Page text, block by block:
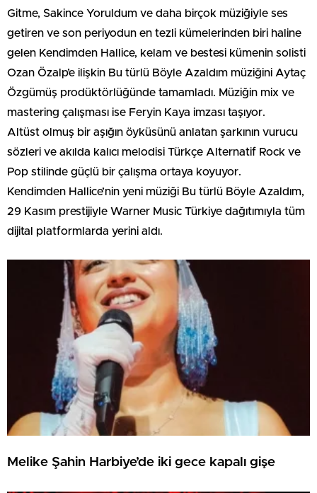
Gitme, Sakince Yoruldum ve daha birçok müziğiyle ses
getiren ve son periyodun en tezli kümelerinden biri haline
gelen Kendimden Hallice, kelam ve bestesi kümenin solisti
Ozan Özalp’e ilişkin Bu türlü Böyle Azaldım müziğini Aytaç
Özgümüş prodüktörlüğünde tamamladı. Müziğin mix ve
mastering çalışması ise Feryin Kaya imzası taşıyor.
Altüst olmuş bir aşığın öyküsünü anlatan şarkının vurucu
sözleri ve akılda kalıcı melodisi Türkçe Alternatif Rock ve
Pop stilinde güçlü bir çalışma ortaya koyuyor.
Kendimden Hallice’nin yeni müziği Bu türlü Böyle Azaldım,
29 Kasım prestijiyle Warner Music Türkiye dağıtımıyla tüm
dijital platformlarda yerini aldı.
Melike Şahin Harbiye’de iki gece kapalı gişe